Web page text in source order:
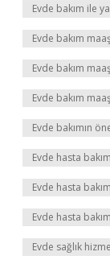
Evde bakım ile
Evde bakım
Evde bakım
Evde bakım
Evde bakımın
Evde hasta
Evde hasta
Evde hasta
Evde sağlık